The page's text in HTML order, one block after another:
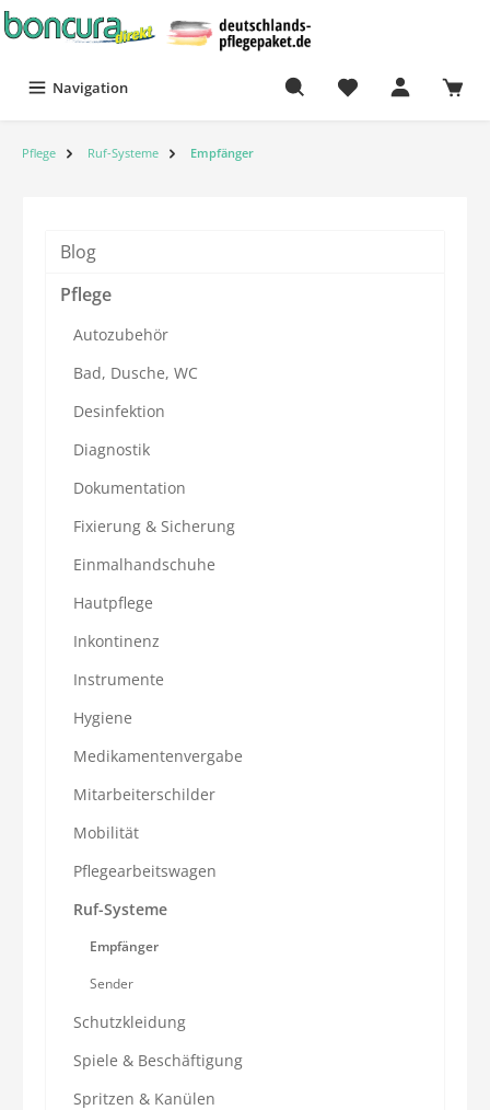
Navigation
Pflege Ruf-Systeme Empfänger
Blog
Pflege
Autozubehör
Bad, Dusche, WC
Desinfektion
Diagnostik
Dokumentation
Fixierung & Sicherung
Einmalhandschuhe
Hautpflege
Inkontinenz
Instrumente
Hygiene
Medikamentenvergabe
Mitarbeiterschilder
Mobilität
Pflegearbeitswagen
Ruf-Systeme
Empfänger
Sender
Schutzkleidung
Spiele & Beschäftigung
Spritzen & Kanülen